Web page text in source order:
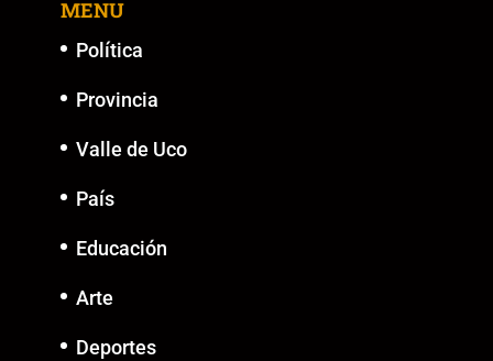
MENU
Política
Provincia
Valle de Uco
País
Educación
Arte
Deportes